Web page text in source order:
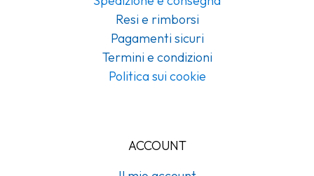
Resi e rimborsi
Pagamenti sicuri
Termini e condizioni
Politica sui cookie
ACCOUNT